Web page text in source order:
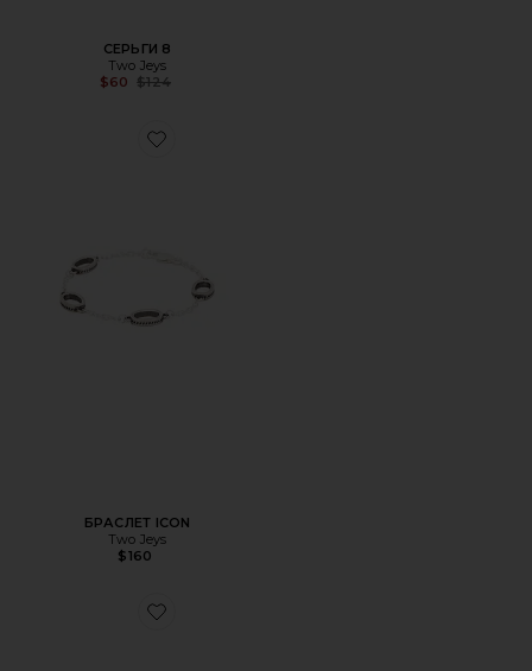
СЕРЬГИ 8
Two Jeys
$60 Previous price:
$124
Favorite БРАСЛЕТ ICON
БРАСЛЕТ ICON
Two Jeys
$160
Favorite БРАСЛЕТ